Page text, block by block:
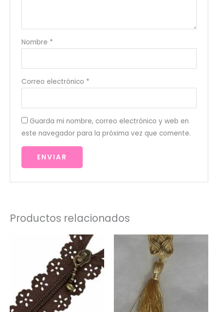
Nombre *
Correo electrónico *
Guarda mi nombre, correo electrónico y web en
este navegador para la próxima vez que comente.
Productos relacionados